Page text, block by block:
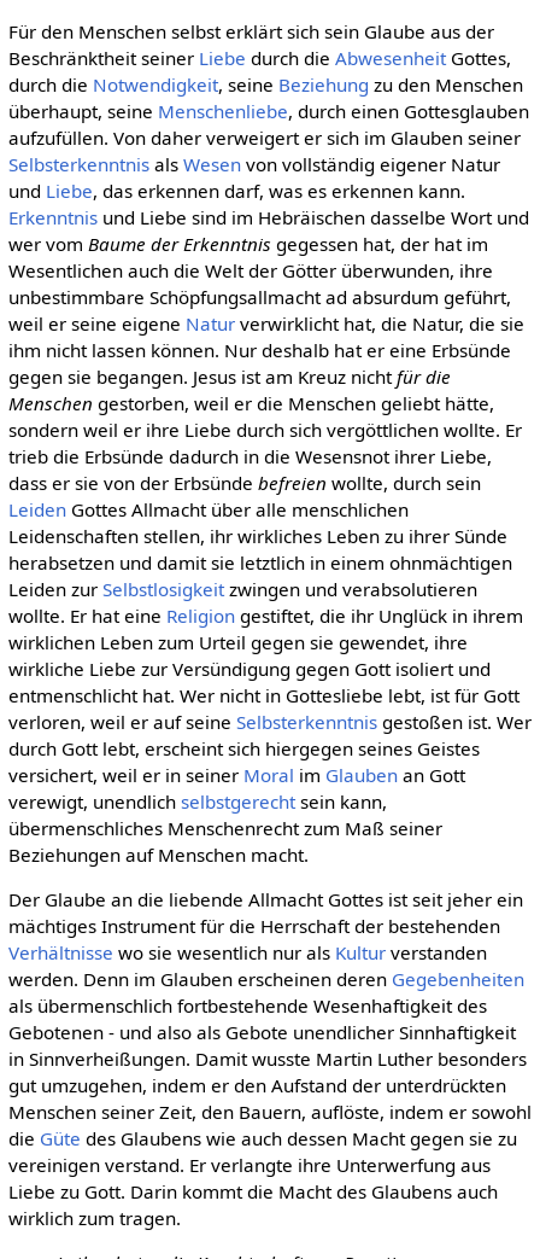
Für den Menschen selbst erklärt sich sein Glaube aus der
Beschränktheit seiner Liebe durch die AbwesenheitGottes,
durch die Notwendigkeit, seine Beziehung zu den Menschen
überhaupt, seine Menschenliebe, durch einen Gottesglauben
aufzufüllen. Von daher verweigert er sich im Glauben seiner
Selbsterkenntnisals Wesenvon vollständig eigener Natur
und Liebe, das erkennen darf, was es erkennen kann.
Erkenntnisund Liebe sind im Hebräischen dasselbe Wort und
wer vom Baume der Erkenntnis gegessen hat, der hat im
Wesentlichen auch die Welt der Götter überwunden, ihre
unbestimmbare Schöpfungsallmacht ad absurdum geführt,
weil er seine eigene Naturverwirklicht hat, die Natur, die sie
ihm nicht lassen können. Nur deshalb hat er eine Erbsünde
gegen sie begangen. Jesus ist am Kreuz nicht für die
Menschen gestorben, weil er die Menschen geliebt hätte,
sondern weil er ihre Liebe durch sich vergöttlichen wollte. Er
trieb die Erbsünde dadurch in die Wesensnot ihrer Liebe,
dass er sie von der Erbsünde befreien wollte, durch sein
LeidenGottes Allmacht über alle menschlichen
Leidenschaften stellen, ihr wirkliches Leben zu ihrer Sünde
herabsetzen und damit sie letztlich in einem ohnmächtigen
Leiden zur Selbstlosigkeitzwingen und verabsolutieren
wollte. Er hat eine Religiongestiftet, die ihr Unglück in ihrem
wirklichen Leben zum Urteil gegen sie gewendet, ihre
wirkliche Liebe zur Versündigung gegen Gott isoliert und
entmenschlicht hat. Wer nicht in Gottesliebe lebt, ist für Gott
verloren, weil er auf seine Selbsterkenntnisgestoßen ist. Wer
durch Gott lebt, erscheint sich hiergegen seines Geistes
versichert, weil er in seiner Moral im Glaubenan Gott
verewigt, unendlich selbstgerechtsein kann,
übermenschliches Menschenrecht zum Maß seiner
Beziehungen auf Menschen macht.
Der Glaube an die liebende Allmacht Gottes ist seit jeher ein
mächtiges Instrument für die Herrschaft der bestehenden
Verhältnisse wo sie wesentlich nur als Kulturverstanden
werden. Denn im Glauben erscheinen deren Gegebenheiten
als übermenschlich fortbestehende Wesenhaftigkeit des
Gebotenen - und also als Gebote unendlicher Sinnhaftigkeit
in Sinnverheißungen. Damit wusste Martin Luther besonders
gut umzugehen, indem er den Aufstand der unterdrückten
Menschen seiner Zeit, den Bauern, auflöste, indem er sowohl
die Güte des Glaubens wie auch dessen Macht gegen sie zu
vereinigen verstand. Er verlangte ihre Unterwerfung aus
Liebe zu Gott. Darin kommt die Macht des Glaubens auch
wirklich zum tragen.